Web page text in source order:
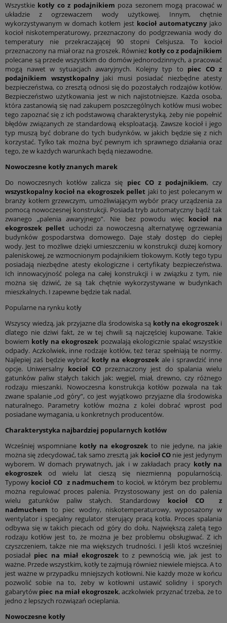
Wszystkie kotły co z podajnikiem poza sezonem mogą pracować w
układzie z ogrzewaczem wody użytkowej. Innym, chętnie
wykorzystywanym w domach kotłem jest kocioł automatycznyjako
kocioł niskotemperaturowy, przeznaczony do podgrzewania wody do
temperatury nie przekraczającej 90 stopni Celsjusza. To kocioł
przeznaczony na miał oraz na groszek. Również kotły co z podajnikiem
polecane są przede wszystkim do domów jednorodzinnych, a pracować
mogą nawet w sytuacjach awaryjnych. Kolejny typ to piec CO z
podajnikiem wszystkopalnyjaki musi posiadać niezbędne atesty
bezpieczeństwa, co zresztą odnosi się do pozostałych rodzajów kotłów.
Bezpieczeństwo użytkowania jest w nich najistotniejsze. Każda osoba,
która zastanowią się nad zakupem poszczególnych kotłów musi wobec
tego zapoznać się z ich podstawową charakterystyką, żeby nie popełnić
błędów związanych ze standardową eksploatacją. Zawsze kocioł i jego
typ muszą być dobrane do tych budynków, w jakich będzie się z nich
korzystać. Tylko tak można być pewnym ich sprawnego działania oraz
tego, że w każdych warunkach będą niezawodne.
Nowoczesne kotły znanych marek
Do nowoczesnych kotłów zalicza się piec CO z podajnikiem, czy
wszystkopalny kocioł na ekogroszek pellet jaki to jest polecanym w
branży kotłem grzewczym, umożliwiającym wybór pracy urządzenia za
pomocą nowoczesnej konstrukcji. Posiada tryb automatyczny bądź tak
zwanego „palenia awaryjnego”. Nie bez powodu więc kocioł na
ekogroszek pellet uchodzi za nowoczesną alternatywę ogrzewania
budynków gospodarstwa domowego. Daje stały dostęp do ciepłej
wody. Jest to możliwe dzięki umieszczeniu w konstrukcji dużej komory
paleniskowej, ze wzmocnionym podajnikiem tłokowym. Kotły tego typu
posiadają niezbędne atesty ekologiczne i certyfikaty bezpieczeństwa.
Ich innowacyjność polega na całej konstrukcji i w związku z tym, nie
można się dziwić, że są tak chętnie wykorzystywane w budynkach
mieszkalnych. I zapewne będzie tak nadal.
Popularne na rynku kotły
Wszyscy wiedzą, jak przyjazne dla środowiska są kotły na ekogroszeki
dlatego nie dziwi fakt, że w tej chwili są najczęściej kupowane. Takie
bowiem kotły na ekogroszek pozwalają ekologicznie spalać wszystkie
odpady. Aczkolwiek, inne rodzaje kotłów, też teraz spełniają te normy.
Najlepiej zaś będzie wybrać kotły na ekogroszekale i sprawdzić inne
opcje. Uniwersalny kocioł CO przeznaczony jest do spalania wielu
gatunków paliw stałych takich jak: węgiel, miał, drewno, czy różnego
rodzaju mieszanki. Nowoczesna konstrukcja kotłów pozwala na tak
zwane spalanie „od góry”, co jest wyjątkowo przyjazne dla środowiska
naturalnego. Parametry kotłów można z kolei dobrać wprost pod
posiadane wymagania, u konkretnych producentów.
Charakterystyka najbardziej popularnych kotłów
Wcześniej wspomniane kotły na ekogroszek to nie jedyne, na jakie
można się zdecydować, tak samo zresztą jakkocioł CO nie jest jedynym
wyborem. W domach prywatnych, jak i w zakładach pracy kotły na
ekogroszek od wielu lat cieszą się niezmienną popularnością.
Typowy kocioł CO z nadmuchem to kocioł, w którym bez problemu
można regulować proces palenia. Przystosowany jest on do palenia
wielu gatunków paliw stałych. Standardowy kocioł CO
z
nadmuchem to piec wodny, niskotemperaturowy, wyposażony w
wentylator i specjalny regulator sterujący pracą kotła. Proces spalania
odbywa się w takich piecach od góry do dołu. Największą zaletą tego
rodzaju kotłów jest to, że można je bez problemu obsługiwać. Z ich
czyszczeniem, także nie ma większych trudności. I jeśli ktoś wcześniej
posiadałpiec na miał ekogroszekto z pewnością wie, jak jest to
ważne. Przede wszystkim, kotły te zajmują również niewiele miejsca. A to
jest ważne w przypadku mniejszych kotłowni. Nie każdy może w końcu
pozwolić sobie na to, żeby w kotłowni ustawić solidny i sporych
gabarytów piec na miał ekogroszek, aczkolwiek przyznać trzeba, że to
jedno z lepszych rozwiązań ocieplania.
Nowoczesne kotły